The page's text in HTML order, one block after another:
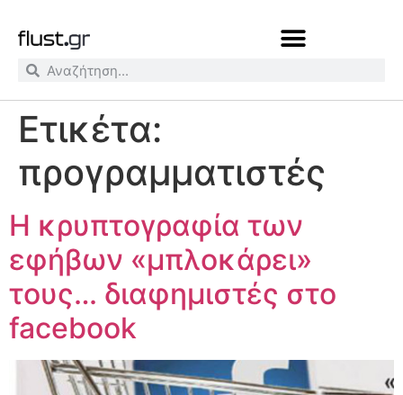
Ετικέτα:
προγραμματιστές
Η κρυπτογραφία των
εφήβων «μπλοκάρει»
τους… διαφημιστές στο
facebook